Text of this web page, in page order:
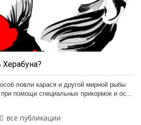
Херабуна?
ловли карася и другой мирной рыбы
помощи специальных прикормок и ос...
все публикации